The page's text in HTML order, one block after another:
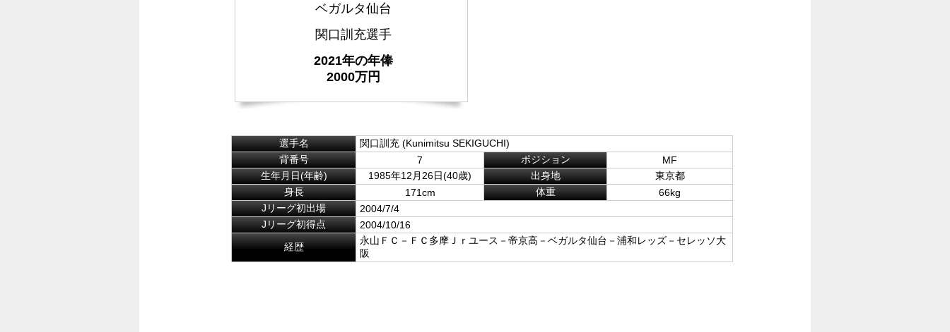
ベガルタ仙台
関口訓充選手
2021年の年俸
2000万円
選手名
関口訓充 (Kunimitsu SEKIGUCHI)
背番号
7 ポジション
MF
生年月日(年齢)
1985年12月26日(40歳) 出身地
東京都
身長
171cm 体重
66kg
Jリーグ初出場
2004/7/4
Jリーグ初得点
2004/10/16
経歴
永山ＦＣ－ＦＣ多摩Ｊｒユース－帝京高－ベガルタ仙台－浦和レッズ－セレッソ大
阪